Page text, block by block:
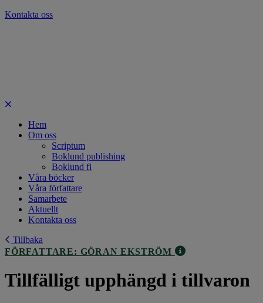
Kontakta oss
Hem
Om oss
Scriptum
Boklund publishing
Boklund fi
Våra böcker
Våra författare
Samarbete
Aktuellt
Kontakta oss
Tillbaka
FÖRFATTARE: GÖRAN EKSTRÖM
Tillfälligt upphängd i tillvaron